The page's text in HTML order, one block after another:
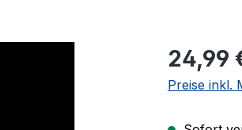
Regulärer
24,99
Preise inkl.